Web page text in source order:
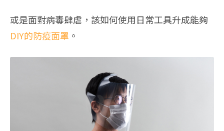
或是面對病毒肆虐，該如何使用日常工具升成能夠
DIY的防疫面罩 。